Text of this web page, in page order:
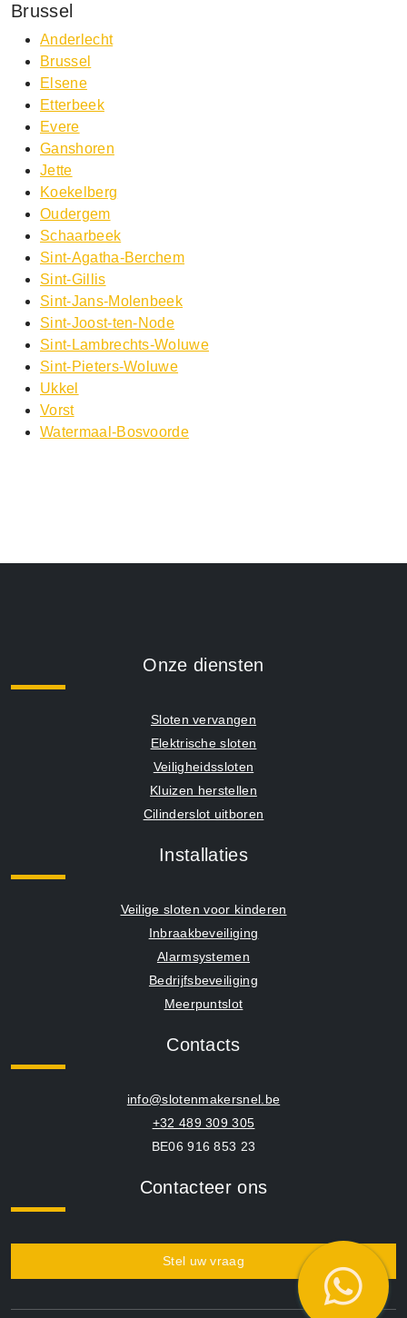
Brussel
Anderlecht
Brussel
Elsene
Etterbeek
Evere
Ganshoren
Jette
Koekelberg
Oudergem
Schaarbeek
Sint-Agatha-Berchem
Sint-Gillis
Sint-Jans-Molenbeek
Sint-Joost-ten-Node
Sint-Lambrechts-Woluwe
Sint-Pieters-Woluwe
Ukkel
Vorst
Watermaal-Bosvoorde
Onze diensten
Sloten vervangen
Elektrische sloten
Veiligheidssloten
Kluizen herstellen
Cilinderslot uitboren
Installaties
Veilige sloten voor kinderen
Inbraakbeveiliging
Alarmsystemen
Bedrijfsbeveiliging
Meerpuntslot
Contacts
info@slotenmakersnel.be
+32 489 309 305
BE06 916 853 23
Contacteer ons
Stel uw vraag